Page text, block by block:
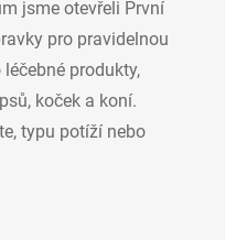
jsme otevřeli První
pro pravidelnou
produkty,
koček a koní.
typu potíží nebo